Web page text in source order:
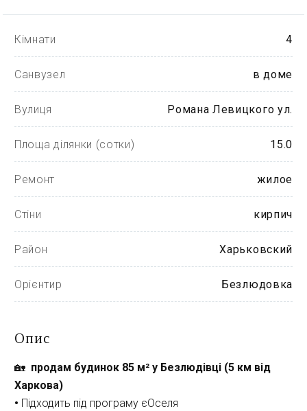
Кімнати 4
Санвузел в доме
Вулиця Романа Левицкого ул.
Площа ділянки (сотки) 15.0
Ремонт жилое
Стіни кирпич
Район Харьковский
Орієнтир Безлюдовка
Опис
🏡 продам будинок 85 м² у Безлюдівці (5 км від
Харкова)
• Підходить під програму єОселя